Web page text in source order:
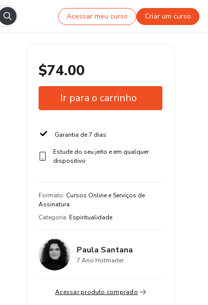
Acessar meu curso Criar um curso
$74.00
Ir para o carrinho
Garantia de 7 dias
Estude do seu jeito e em qualquer
dispositivo
Formato: Cursos Online e Serviços de
Assinatura
Categoria: Espiritualidade
Paula Santana
7 Ano Hotmarter
Acessar produto comprado